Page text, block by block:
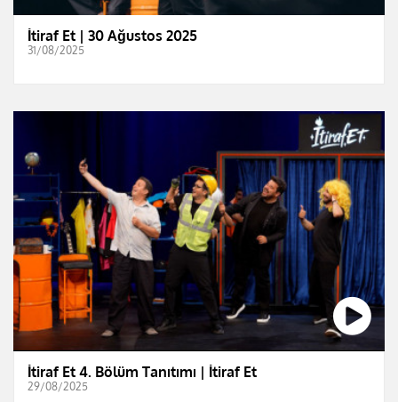
İtiraf Et | 30 Ağustos 2025
31/08/2025
İtiraf Et 4. Bölüm Tanıtımı | İtiraf Et
29/08/2025